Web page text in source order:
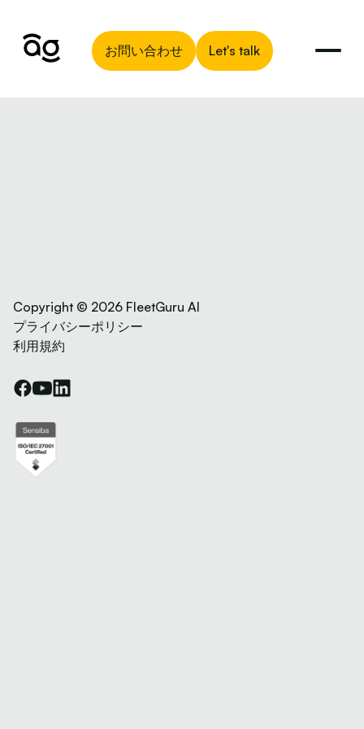
お問い合わせ Let's talk
Copyright © 2026 FleetGuru AI
プライバシーポリシー
利用規約